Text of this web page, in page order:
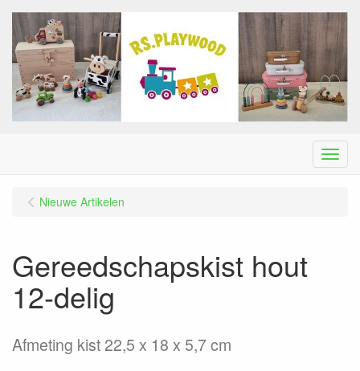
Menu
Nieuwe Artikelen
Gereedschapskist hout
12-delig
Afmeting kist 22,5 x 18 x 5,7 cm